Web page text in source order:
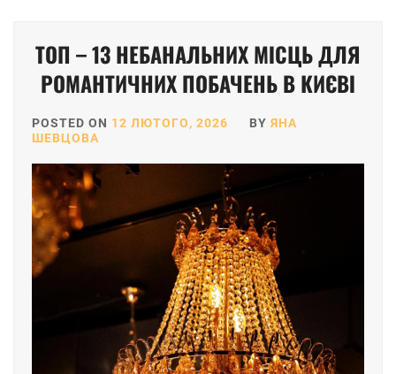
ТОП – 13 НЕБАНАЛЬНИХ МІСЦЬ ДЛЯ
РОМАНТИЧНИХ ПОБАЧЕНЬ В КИЄВІ
POSTED ON 12 ЛЮТОГО, 2026 BY ЯНА
ШЕВЦОВА